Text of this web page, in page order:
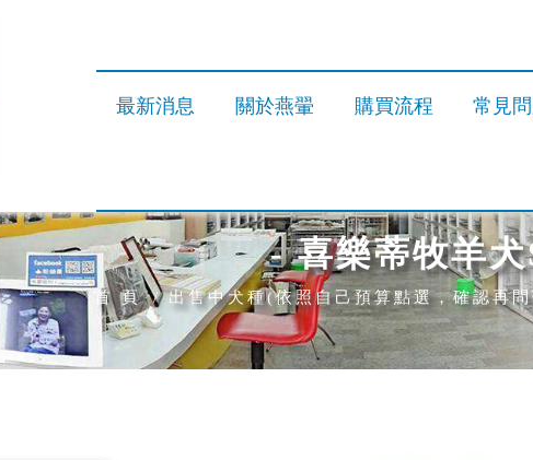
最新消息 關於燕翬 購買流程 常見
- 喜樂蒂牧羊
首 頁 出售中犬種(依照自己預算點選，確認再